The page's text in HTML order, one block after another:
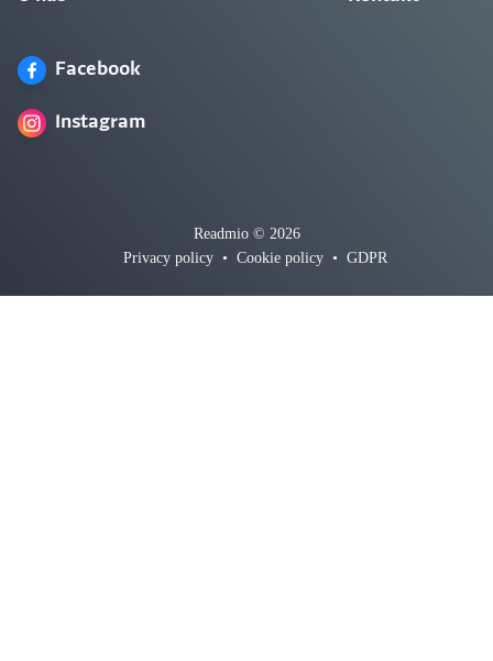
Facebook
Instagram
Readmio © 2026
Privacy policy • Cookie policy • GDPR